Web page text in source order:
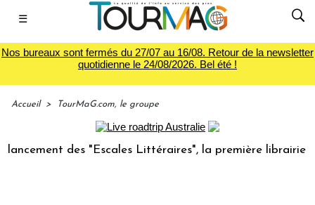
☰
Nos bureaux sont fermés du 27/07 au 16/08. Retour de la newsletter
quotidienne le 24/08/2026. Bel été !
Accueil > TourMaG.com, le groupe
des "Escales Littéraires", la première librairie du